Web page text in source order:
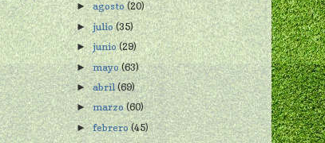
►agosto(20)
►julio(35)
►junio(29)
►mayo(63)
►abril(69)
►marzo(60)
►febrero(45)